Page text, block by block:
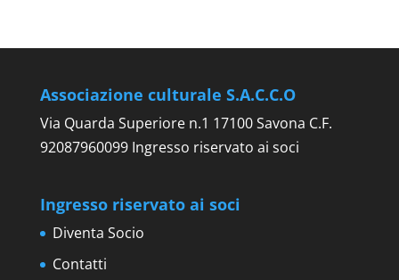
Associazione culturale S.A.C.C.O
Via Quarda Superiore n.1 17100 Savona C.F.
92087960099 Ingresso riservato ai soci
Ingresso riservato ai soci
Diventa Socio
Contatti